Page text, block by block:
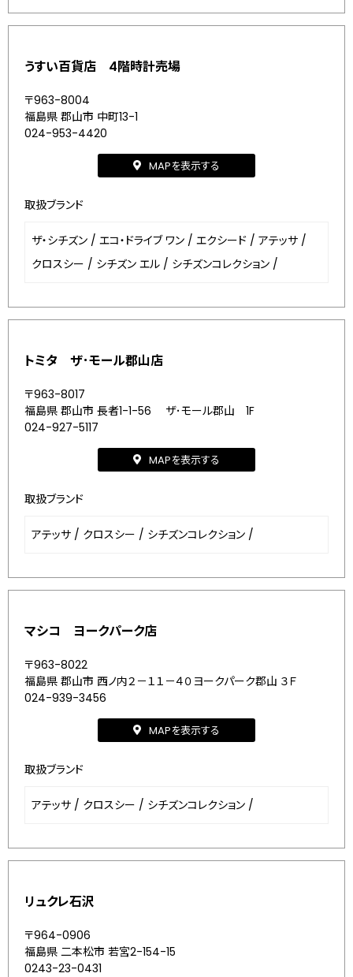
うすい百貨店 4階時計売場
〒963-8004
福島県 郡山市 中町13-1
024-953-4420
MAPを表示する
取扱ブランド
ザ・シチズン / エコ・ドライブ ワン / エクシード / アテッサ /
クロスシー / シチズン エル / シチズンコレクション /
トミタ ザ･モール郡山店
〒963-8017
福島県 郡山市 長者1-1-56 ザ･モール郡山 1F
024-927-5117
MAPを表示する
取扱ブランド
アテッサ / クロスシー / シチズンコレクション /
マシコ ヨークパーク店
〒963-8022
福島県 郡山市 西ノ内２－１１－４０ヨークパーク郡山 ３Ｆ
024-939-3456
MAPを表示する
取扱ブランド
アテッサ / クロスシー / シチズンコレクション /
リュクレ石沢
〒964-0906
福島県 二本松市 若宮2-154-15
0243-23-0431